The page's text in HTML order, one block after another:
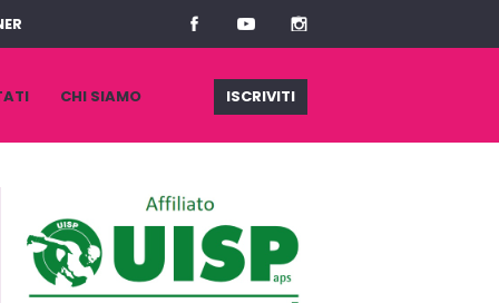
CHI SIAMO ISCRIVITI